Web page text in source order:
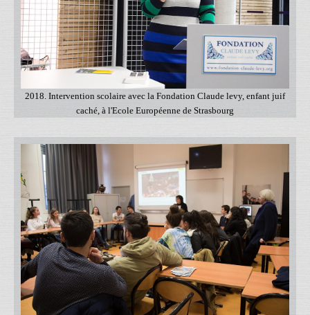
2018. Intervention scolaire avec la Fondation Claude levy, enfant juif
caché, à l'Ecole Européenne de Strasbourg